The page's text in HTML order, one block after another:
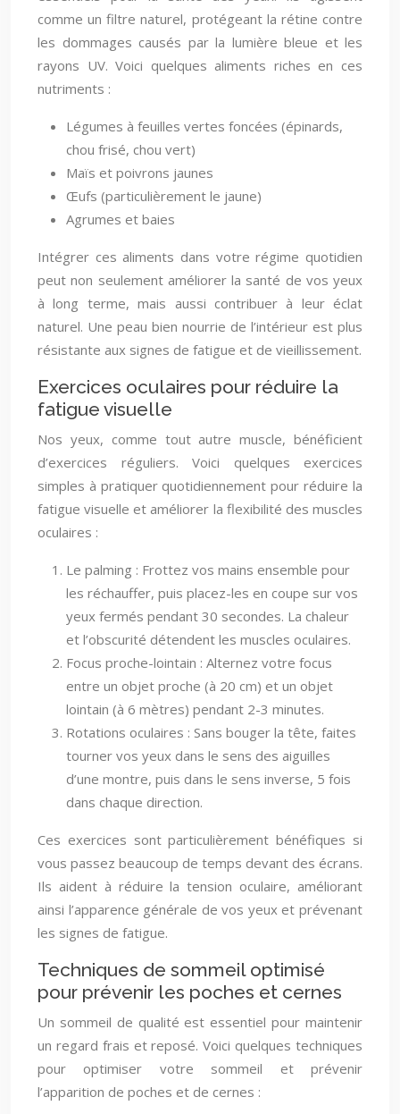
comme un filtre naturel, protégeant la rétine contre
les dommages causés par la lumière bleue et les
rayons UV. Voici quelques aliments riches en ces
nutriments :
Légumes à feuilles vertes foncées (épinards,
chou frisé, chou vert)
Maïs et poivrons jaunes
Œufs (particulièrement le jaune)
Agrumes et baies
Intégrer ces aliments dans votre régime quotidien
peut non seulement améliorer la santé de vos yeux
à long terme, mais aussi contribuer à leur éclat
naturel. Une peau bien nourrie de l’intérieur est plus
résistante aux signes de fatigue et de vieillissement.
Exercices oculaires pour réduire la
fatigue visuelle
Nos yeux, comme tout autre muscle, bénéficient
d’exercices réguliers. Voici quelques exercices
simples à pratiquer quotidiennement pour réduire la
fatigue visuelle et améliorer la flexibilité des muscles
oculaires :
Le palming : Frottez vos mains ensemble pour
les réchauffer, puis placez-les en coupe sur vos
yeux fermés pendant 30 secondes. La chaleur
et l’obscurité détendent les muscles oculaires.
Focus proche-lointain : Alternez votre focus
entre un objet proche (à 20 cm) et un objet
lointain (à 6 mètres) pendant 2-3 minutes.
Rotations oculaires : Sans bouger la tête, faites
tourner vos yeux dans le sens des aiguilles
d’une montre, puis dans le sens inverse, 5 fois
dans chaque direction.
Ces exercices sont particulièrement bénéfiques si
vous passez beaucoup de temps devant des écrans.
Ils aident à réduire la tension oculaire, améliorant
ainsi l’apparence générale de vos yeux et prévenant
les signes de fatigue.
Techniques de sommeil optimisé
pour prévenir les poches et cernes
Un sommeil de qualité est essentiel pour maintenir
un regard frais et reposé. Voici quelques techniques
pour optimiser votre sommeil et prévenir
l’apparition de poches et de cernes :